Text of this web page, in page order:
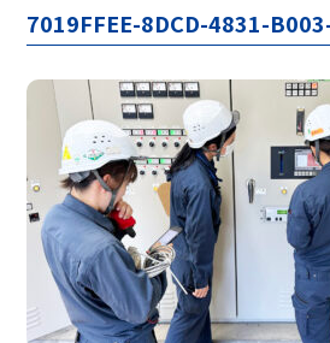
7019FFEE-8DCD-4831-